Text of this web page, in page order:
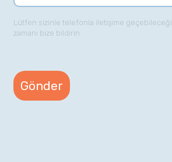
Lütfen sizinle telefonla iletişime
zamanı bize bildirin.